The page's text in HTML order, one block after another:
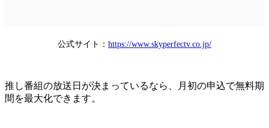
公式サイト： https://www.skyperfectv.co.jp/
推し番組の放送日が決まっているなら、月初の申込で無料期
間を最大化できます。